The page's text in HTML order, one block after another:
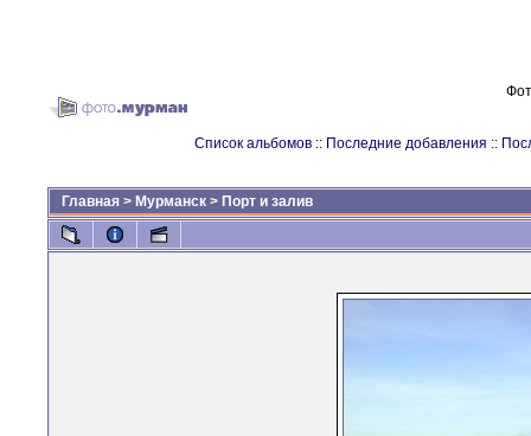
Список альбомов :: Последние добавления ::
Главная > Мурманск > Порт и залив